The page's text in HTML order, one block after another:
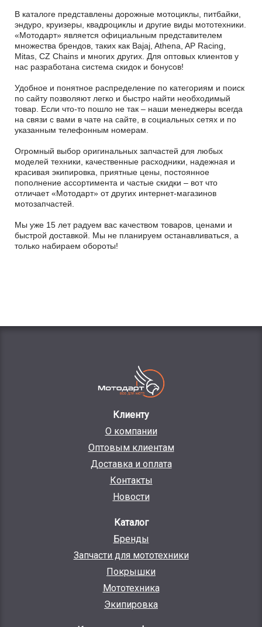
В каталоге представлены дорожные мотоциклы, питбайки,
эндуро, круизеры, квадроциклы и другие виды мототехники.
«Мотодарт» является официальным представителем
множества брендов, таких как Bajaj, Athena, AP Racing,
Mitas, CZ Chains и многих других. Для оптовых клиентов у
нас разработана система скидок и бонусов!
Удобное и понятное распределение по категориям и поиск
по сайту позволяют легко и быстро найти необходимый
товар. Если что-то пошло не так – наши менеджеры всегда
на связи с вами в чате на сайте, в социальных сетях и по
указанным телефонным номерам.
Огромный выбор оригинальных запчастей для любых
моделей техники, качественные расходники, надежная и
красивая экипировка, приятные цены, постоянное
пополнение ассортимента и частые скидки – вот что
отличает «Мотодарт» от других интернет-магазинов
мотозапчастей.
Мы уже 15 лет радуем вас качеством товаров, ценами и
быстрой доставкой. Мы не планируем останавливаться, а
только набираем обороты!
Клиенту
О компании
Оптовым клиентам
Доставка и оплата
Контакты
Новости
Каталог
Бренды
Запчасти для мототехники
Покрышки
Мототехника
Экипировка